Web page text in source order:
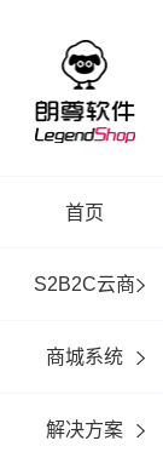
首页
S2B2C云商
商城系统
解决方案